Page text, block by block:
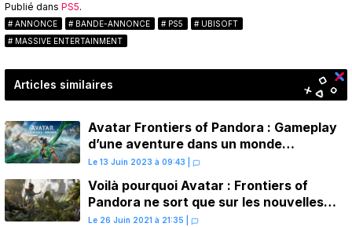
Publié dans PS5.
ANNONCE BANDE-ANNONCE PS5
UBISOFT
MASSIVE ENTERTAINMENT
Articles similaires
Avatar Frontiers of Pandora : Gameplay
d’une aventure dans un monde
époustouflant
Le 13 Juin 2023 à 09:43
Voilà pourquoi Avatar : Frontiers of
Pandora ne sort que sur les nouvelles
consoles
Le 26 Juin 2021 à 21:35